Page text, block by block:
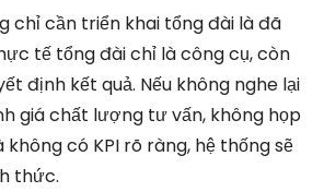
chỉ cần triển khai tổng đài là đã
tế tổng đài chỉ là công cụ, còn
định kết quả. Nếu không nghe lại
giá chất lượng tư vấn, không họp
có KPI rõ ràng, hệ thống sẽ
thức.